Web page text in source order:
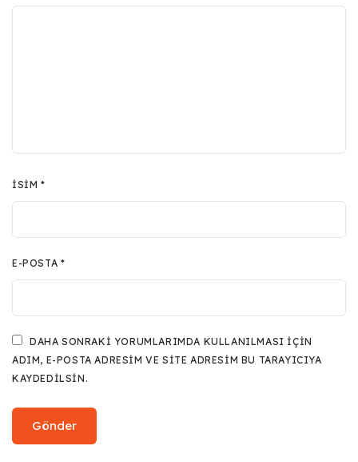
İSIM*
E-POSTA *
DAHA SONRAKI YORUMLARIMDA KULLANILMASI IÇIN
ADIM, E-POSTA ADRESIM VE SITE ADRESIM BU TARAYICIYA
KAYDEDILSIN.